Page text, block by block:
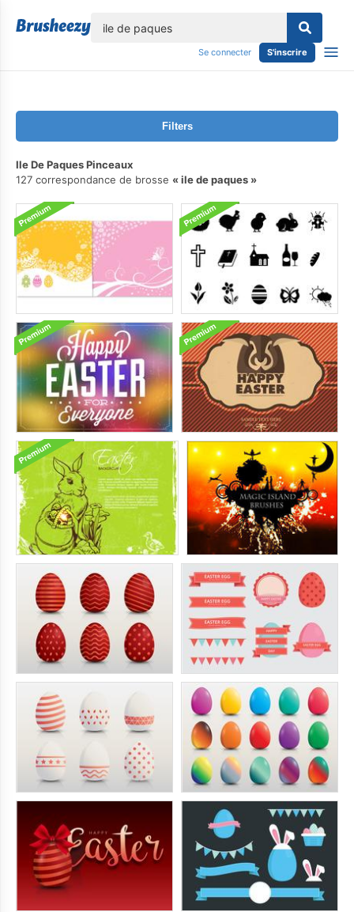
Se connecter S'inscrire
Filters
Ile De Paques Pinceaux
127 correspondance de brosse
ile de paques